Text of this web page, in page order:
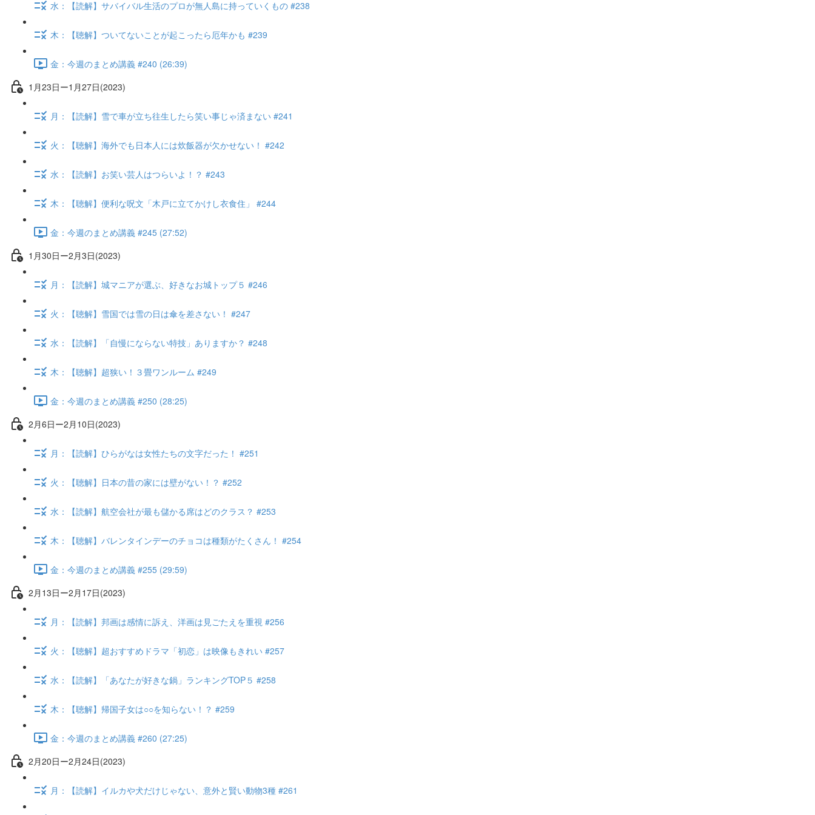
水：【読解】サバイバル生活のプロが無人島に持っていくもの #238
木：【聴解】ついてないことが起こったら厄年かも #239
金：今週のまとめ講義 #240 (26:39)
1月23日ー1月27日(2023)
月：【読解】雪で車が立ち往生したら笑い事じゃ済まない #241
火：【聴解】海外でも日本人には炊飯器が欠かせない！ #242
水：【読解】お笑い芸人はつらいよ！？ #243
木：【聴解】便利な呪文「木戸に立てかけし衣食住」 #244
金：今週のまとめ講義 #245 (27:52)
1月30日ー2月3日(2023)
月：【読解】城マニアが選ぶ、好きなお城トップ５ #246
火：【聴解】雪国では雪の日は傘を差さない！ #247
水：【読解】「自慢にならない特技」ありますか？ #248
木：【聴解】超狭い！３畳ワンルーム #249
金：今週のまとめ講義 #250 (28:25)
2月6日ー2月10日(2023)
月：【読解】ひらがなは女性たちの文字だった！ #251
火：【聴解】日本の昔の家には壁がない！？ #252
水：【読解】航空会社が最も儲かる席はどのクラス？ #253
木：【聴解】バレンタインデーのチョコは種類がたくさん！ #254
金：今週のまとめ講義 #255 (29:59)
2月13日ー2月17日(2023)
月：【読解】邦画は感情に訴え、洋画は見ごたえを重視 #256
火：【聴解】超おすすめドラマ「初恋」は映像もきれい #257
水：【読解】「あなたが好きな鍋」ランキングTOP５ #258
木：【聴解】帰国子女は○○を知らない！？ #259
金：今週のまとめ講義 #260 (27:25)
2月20日ー2月24日(2023)
月：【読解】イルカや犬だけじゃない、意外と賢い動物3種 #261